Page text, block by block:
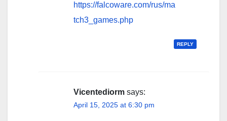
https://falcoware.com/rus/ma
tch3_games.php
REPLY
Vicentediorm says:
April 15, 2025 at 6:30 pm